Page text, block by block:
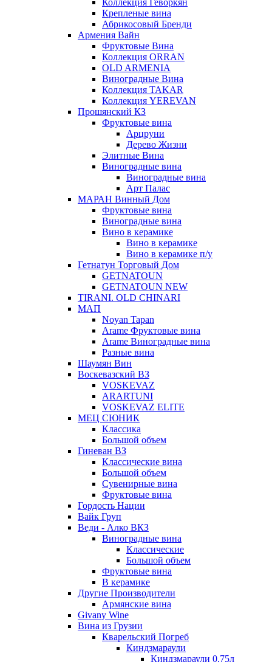
Коллекция Геворкян
Крепленые вина
Абрикосовый Бренди
Армения Вайн
Фруктовые Вина
Коллекция ORRAN
OLD ARMENIA
Виноградные Вина
Коллекция TAKAR
Коллекция YEREVAN
Прошянский КЗ
Фруктовые вина
Арцруни
Дерево Жизни
Элитные Вина
Виноградные вина
Виноградные вина
Арт Палас
МАРАН Винный Дом
Фруктовые вина
Виноградные вина
Вино в керамике
Вино в керамике
Вино в керамике п/у
Гетнатун Торговый Дом
GETNATOUN
GETNATOUN NEW
TIRANI. OLD CHINARI
МАП
Noyan Tapan
Arame Фруктовые вина
Arame Виноградные вина
Разные вина
Шаумян Вин
Воскевазский ВЗ
VOSKEVAZ
ARARTUNI
VOSKEVAZ ELITE
МЕЦ СЮНИК
Классика
Большой объем
Гиневан ВЗ
Классические вина
Большой объем
Сувенирные вина
Фруктовые вина
Гордость Нации
Вайк Груп
Веди - Алко ВКЗ
Виноградные вина
Классические
Большой объем
Фруктовые вина
В керамике
Другие Производители
Армянские вина
Givany Wine
Вина из Грузии
Кварельский Погреб
Киндзмараули
Киндзмараули 0,75л